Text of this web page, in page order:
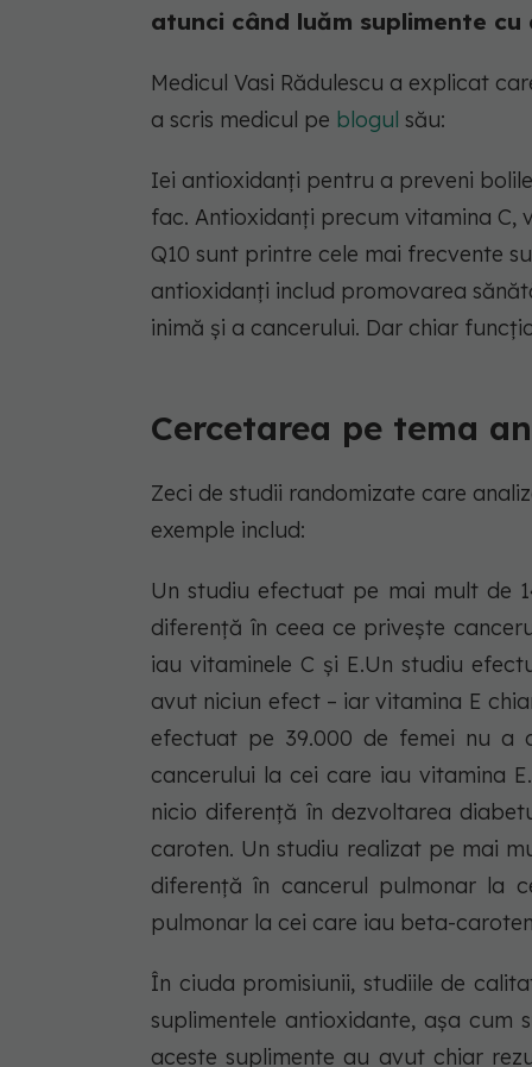
atunci când luăm suplimente
Medicul Vasi Rădulescu a explicat
a scris medicul pe blogul său:
Iei antioxidanți pentru a preveni
fac. Antioxidanți precum vitamina C,
Q10 sunt printre cele mai frecvente
antioxidanți includ promovarea
inimă și a cancerului. Dar chiar
Cercetarea pe tema
Zeci de studii randomizate care
exemple includ:
Un studiu efectuat pe mai mult de
diferență în ceea ce privește
iau vitaminele C și E.Un studiu
avut niciun efect – iar vitamina E
efectuat pe 39.000 de femei nu a
cancerului la cei care iau vitamina
nicio diferență în dezvoltarea
caroten. Un studiu realizat pe mai
diferență în cancerul pulmonar la
pulmonar la cei care iau beta-
În ciuda promisiunii, studiile de
suplimentele antioxidante, așa cum
aceste suplimente au avut chiar